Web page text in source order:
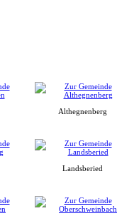
Althegnenberg
Landsberied